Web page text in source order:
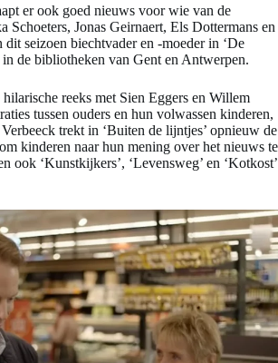
er ook goed nieuws voor wie van de
Schoeters, Jonas Geirnaert, Els Dottermans en
seizoen biechtvader en -moeder in ‘De
in de bibliotheken van Gent en Antwerpen.
reeks met Sien Eggers en Willem
tussen ouders en hun volwassen kinderen,
trekt in ‘Buiten de lijntjes’ opnieuw de
kinderen naar hun mening over het nieuws te
ook ‘Kunstkijkers’, ‘Levensweg’ en ‘Kotkost’